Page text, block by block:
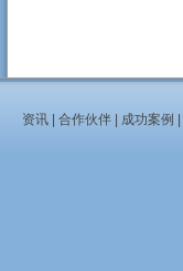
资讯| 合作伙伴| 成功案例